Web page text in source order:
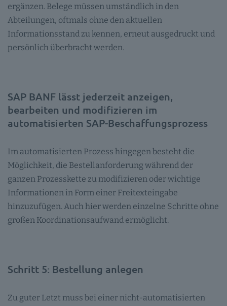
ergänzen. Belege müssen umständlich in den
Abteilungen, oftmals ohne den aktuellen
Informationsstand zu kennen, erneut ausgedruckt und
persönlich überbracht werden.
SAP BANF lässt jederzeit anzeigen,
bearbeiten und modifizieren im
automatisierten SAP-Beschaffungsprozess
Im automatisierten Prozess hingegen besteht die
Möglichkeit, die Bestellanforderung während der
ganzen Prozesskette zu modifizieren oder wichtige
Informationen in Form einer Freitexteingabe
hinzuzufügen. Auch hier werden einzelne Schritte ohne
großen Koordinationsaufwand ermöglicht.
Schritt 5: Bestellung anlegen
Zu guter Letzt muss bei einer nicht-automatisierten